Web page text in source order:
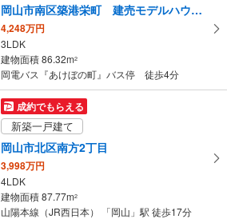
岡山市南区築港栄町 建売モデルハウス イシンホーム岡山
4,248万円
3LDK
建物面積 86.32m2
岡電バス『あけぼの町』バス停 徒歩4分
成約でもらえる
新築一戸建て
岡山市北区南方2丁目
3,998万円
4LDK
建物面積 87.77m2
山陽本線（JR西日本） 「岡山」駅 徒歩17分